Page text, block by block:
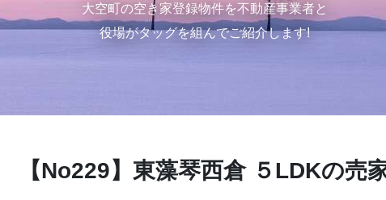
大空町の空き家登録物件を不動産事業者と
役場がタッグを組んでご紹介します!
【No229】東藻琴西倉 ５LDKの売